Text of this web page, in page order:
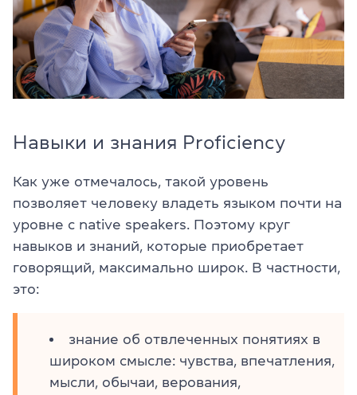
Навыки и знания Proficiency
Как уже отмечалось, такой уровень
позволяет человеку владеть языком почти на
уровне с native speakers. Поэтому круг
навыков и знаний, которые приобретает
говорящий, максимально широк. В частности,
это:
знание об отвлеченных понятиях в
широком смысле: чувства, впечатления,
мысли, обычаи, верования,